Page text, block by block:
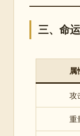
三、命
属
攻
重